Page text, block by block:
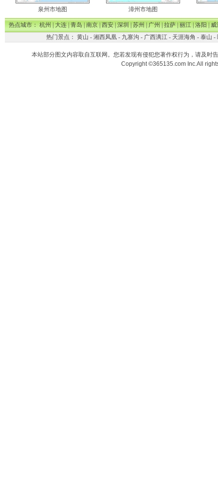
泉州市地图 漳州市地图
热点城市：杭州|大连|青岛|南京|西安|深圳|苏州|广州|拉萨|丽江|洛阳|威
热门景点： 黄山 - 湘西凤凰- 九寨沟 - 广西漓江- 天涯海角 - 泰山 -
本站部分图文内容取自互联网。您若发现有侵犯您著作权行为，请及时
Copyright ©365135.com Inc.All